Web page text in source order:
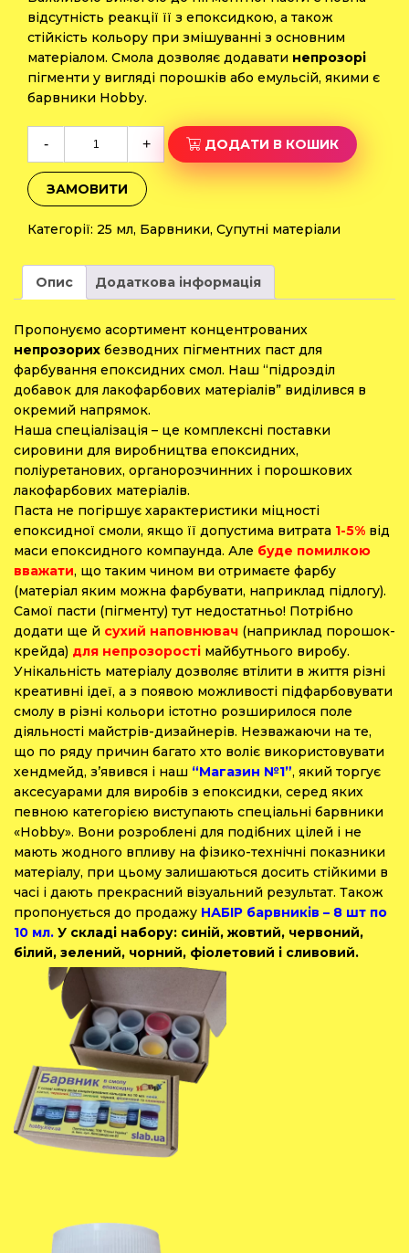
відсутність реакції її з епоксидкою, а також
стійкість кольору при змішуванні з основним
матеріалом. Смола дозволяє додавати непрозорі
пігменти у вигляді порошків або емульсій, якими є
барвники Hobby.
-
фіолетовий
25
кількість
+ ДОДАТИ В КОШИК
ЗАМОВИТИ
Категорії: 25 мл, Барвники, Супутні матеріали
Опис Додаткова інформація
Пропонуємо асортимент концентрованих
непрозорих безводних пігментних паст для
фарбування епоксидних смол. Наш “підрозділ
добавок для лакофарбових матеріалів” виділився в
окремий напрямок.
Наша спеціалізація – це комплексні поставки
сировини для виробництва епоксидних,
поліуретанових, органорозчинних і порошкових
лакофарбових матеріалів.
Паста не погіршує характеристики міцності
епоксидної смоли, якщо її допустима витрата 1-5% від
маси епоксидного компаунда. Але буде помилкою
вважати, що таким чином ви отримаєте фарбу
(матеріал яким можна фарбувати, наприклад підлогу).
Самої пасти (пігменту) тут недостатньо! Потрібно
додати ще й сухий наповнювач (наприклад порошок-
крейда) для непрозорості майбутнього виробу.
Унікальність матеріалу дозволяє втілити в життя різні
креативні ідеї, а з появою можливості підфарбовувати
смолу в різні кольори істотно розширилося поле
діяльності майстрів-дизайнерів. Незважаючи на те,
що по ряду причин багато хто воліє використовувати
хендмейд, з’явився і наш “Магазин №1”, який торгує
аксесуарами для виробів з епоксидки, серед яких
певною категорією виступають спеціальні барвники
«Hobby». Вони розроблені для подібних цілей і не
мають жодного впливу на фізико-технічні показники
матеріалу, при цьому залишаються досить стійкими в
часі і дають прекрасний візуальний результат. Також
пропонується до продажу НАБІР барвників – 8 шт по
10 мл. У складі набору: синій, жовтий, червоний,
білий, зелений, чорний, фіолетовий і сливовий.